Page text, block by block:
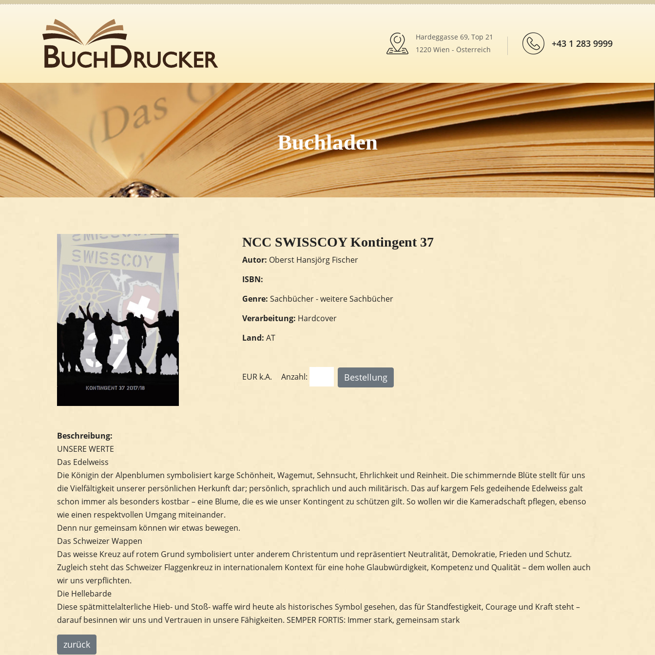
Hardeggasse 69, Top 21
1220 Wien - Österreich
+43 1 283 9999
Buchladen
NCC SWISSCOY Kontingent 37
Autor: Oberst Hansjörg Fischer
ISBN:
Genre: Sachbücher - weitere Sachbücher
Verarbeitung: Hardcover
Land: AT
EUR k.A. Anzahl:
Beschreibung:
UNSERE WERTE
Das Edelweiss
Die Königin der Alpenblumen symbolisiert karge Schönheit, Wagemut, Sehnsucht, Ehrlichkeit und Reinheit. Die schimmernde Blüte stellt für uns
die Vielfältigkeit unserer persönlichen Herkunft dar; persönlich, sprachlich und auch militärisch. Das auf kargem Fels gedeihende Edelweiss galt
schon immer als besonders kostbar – eine Blume, die es wie unser Kontingent zu schützen gilt. So wollen wir die Kameradschaft pflegen, ebenso
wie einen respektvollen Umgang miteinander.
Denn nur gemeinsam können wir etwas bewegen.
Das Schweizer Wappen
Das weisse Kreuz auf rotem Grund symbolisiert unter anderem Christentum und repräsentiert Neutralität, Demokratie, Frieden und Schutz.
Zugleich steht das Schweizer Flaggenkreuz in internationalem Kontext für eine hohe Glaubwürdigkeit, Kompetenz und Qualität – dem wollen auch
wir uns verpflichten.
Die Hellebarde
Diese spätmittelalterliche Hieb- und Stoß- waffe wird heute als historisches Symbol gesehen, das für Standfestigkeit, Courage und Kraft steht –
darauf besinnen wir uns und Vertrauen in unsere Fähigkeiten. SEMPER FORTIS: Immer stark, gemeinsam stark
zurück